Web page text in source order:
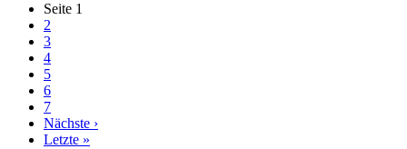
Seite 1
2
3
4
5
6
7
Nächste ›
Letzte »